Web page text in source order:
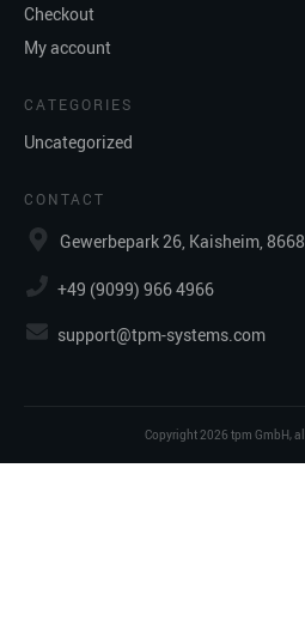
Checkout
My account
CATEGORIES
Uncategorized
CONTACT
Gewerbepark 26, Kaisheim,
+49 (9099) 966 4966
support@tpm-systems.com
Copyright2026 tpm GmbH,